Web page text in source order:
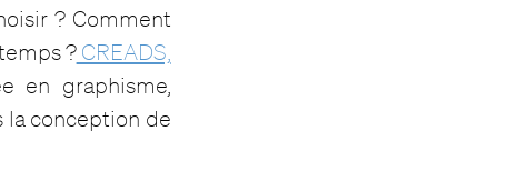
? Comment
?CREADS,
en graphisme,
la conception de